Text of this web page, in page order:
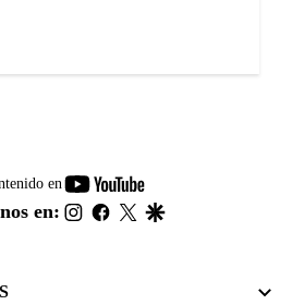
en
youtube-
footer
en: instagram
facebook
twitter